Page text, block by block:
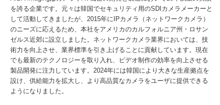
を誇る企業です。元々は韓国でセキュリティ用のSDIカメラメーカーと
して活動してきましたが、2015年にIPカメラ（ネットワークカメラ）
のニーズに応えるため、本社をアメリカのカルフォルニア州・ロサン
ゼルス近郊に設立しました。ネットワークカメラ業界においては、技
術力を向上させ、業界標準を引き上げることに貢献しています。現在
でも最新のテクノロジーを取り入れ、ビデオ制作の効率を向上させる
製品開発に注力しています。2024年には韓国により大きな生産拠点を
設け、供給能力を拡大し、より高品質なカメラをユーザに提供できる
ようになりました。